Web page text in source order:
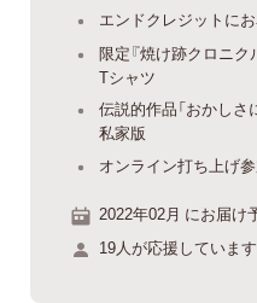
エンドクレジットに
限定『焼け跡クロニ
Tシャツ
伝説的作品「おかしさ
私家版
オンライン打ち上げ
2022年02月 にお届け
19人が応援しています